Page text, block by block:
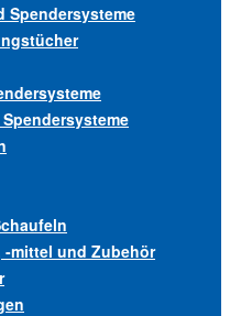
Spendersysteme
mittel und Zubehör